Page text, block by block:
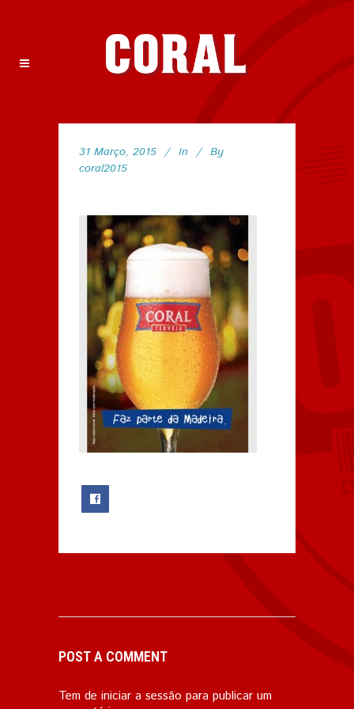
31 Março, 2015 In
By
coral2015
POST A COMMENT
Tem de iniciar a sessão para publicar um